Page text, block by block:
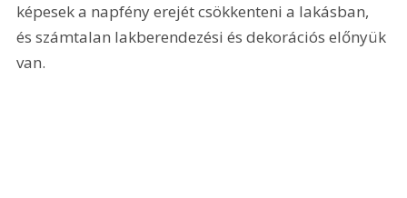
képesek a napfény erejét csökkenteni a lakásban,
és számtalan lakberendezési és dekorációs előnyük
van.